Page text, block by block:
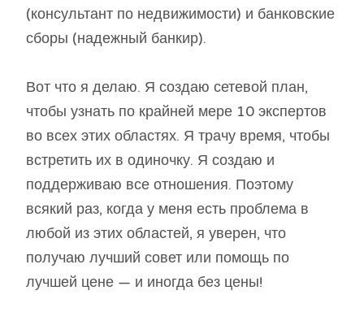
(консультант по недвижимости) и банковские
сборы (надежный банкир).
Вот что я делаю. Я создаю сетевой план,
чтобы узнать по крайней мере 10 экспертов
во всех этих областях. Я трачу время, чтобы
встретить их в одиночку. Я создаю и
поддерживаю все отношения. Поэтому
всякий раз, когда у меня есть проблема в
любой из этих областей, я уверен, что
получаю лучший совет или помощь по
лучшей цене — и иногда без цены!